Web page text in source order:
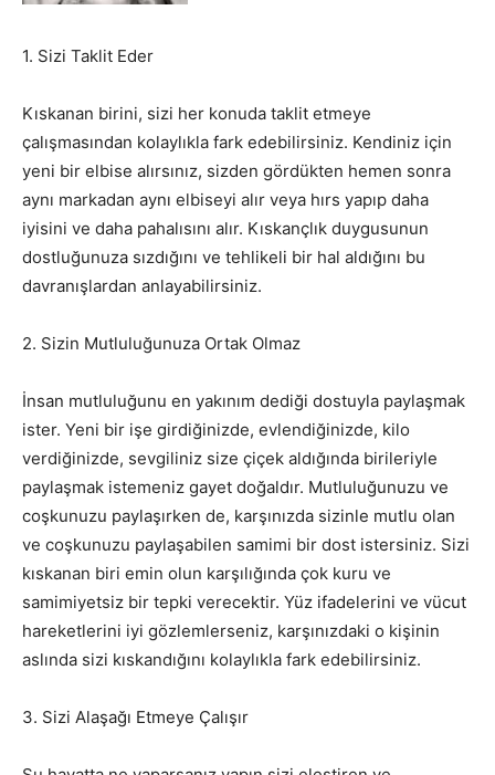
1. Sizi Taklit Eder
Kıskanan birini, sizi her konuda taklit etmeye
çalışmasından kolaylıkla fark edebilirsiniz. Kendiniz için
yeni bir elbise alırsınız, sizden gördükten hemen sonra
aynı markadan aynı elbiseyi alır veya hırs yapıp daha
iyisini ve daha pahalısını alır. Kıskançlık duygusunun
dostluğunuza sızdığını ve tehlikeli bir hal aldığını bu
davranışlardan anlayabilirsiniz.
2. Sizin Mutluluğunuza Ortak Olmaz
İnsan mutluluğunu en yakınım dediği dostuyla paylaşmak
ister. Yeni bir işe girdiğinizde, evlendiğinizde, kilo
verdiğinizde, sevgiliniz size çiçek aldığında birileriyle
paylaşmak istemeniz gayet doğaldır. Mutluluğunuzu ve
coşkunuzu paylaşırken de, karşınızda sizinle mutlu olan
ve coşkunuzu paylaşabilen samimi bir dost istersiniz. Sizi
kıskanan biri emin olun karşılığında çok kuru ve
samimiyetsiz bir tepki verecektir. Yüz ifadelerini ve vücut
hareketlerini iyi gözlemlerseniz, karşınızdaki o kişinin
aslında sizi kıskandığını kolaylıkla fark edebilirsiniz.
3. Sizi Alaşağı Etmeye Çalışır